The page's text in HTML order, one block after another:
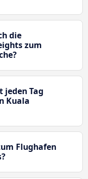
die
zum
jeden Tag
Kuala
Flughafen